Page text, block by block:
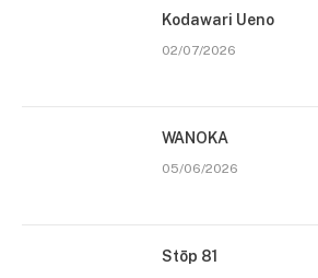
Kodawari Ueno
02/07/2026
WANOKA
05/06/2026
Stōp 81